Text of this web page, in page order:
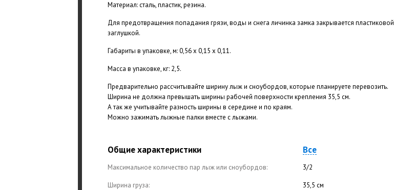
Материал: сталь, пластик, резина.
Для предотвращения попадания грязи, воды и снега личинка замка закрывается пластиковой
заглушкой.
Габариты в упаковке, м: 0,56 х 0,15 х 0,11.
Масса в упаковке, кг: 2,5.
Предварительно рассчитывайте ширину лыж и сноубордов, которые планируете перевозить.
Ширина не должна превышать ширины рабочей поверхности крепления 35,5 см.
А так же учитывайте разность ширины в середине и по краям.
Можно зажимать лыжные палки вместе с лыжами.
Общие характеристики Все
Максимальное количество пар лыж или сноубордов: 3/2
Ширина груза: 35,5 см